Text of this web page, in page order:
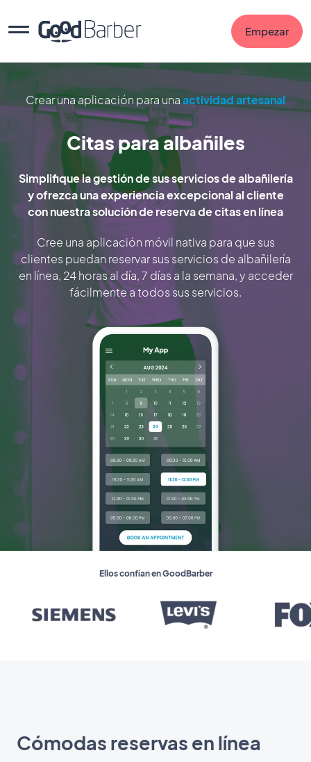
Empezar
Crear una aplicación para unaactividad artesanal
Citas para albañiles
Simplifique la gestión de sus servicios de albañilería
y ofrezca una experiencia excepcional al cliente
con nuestra solución de reserva de citas en línea
Cree una aplicación móvil nativa para que sus
clientes puedan reservar sus servicios de albañilería
en línea, 24 horas al día, 7 días a la semana, y acceder
fácilmente a todos sus servicios.
Ellos confían en GoodBarber
Cómodas reservas en línea